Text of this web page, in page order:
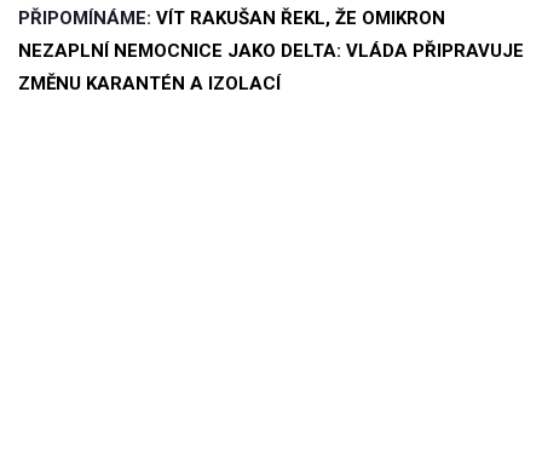
PŘIPOMÍNÁME: VÍT RAKUŠAN ŘEKL, ŽE OMIKRON
NEZAPLNÍ NEMOCNICE JAKO DELTA: VLÁDA PŘIPRAVUJE
ZMĚNU KARANTÉN A IZOLACÍ